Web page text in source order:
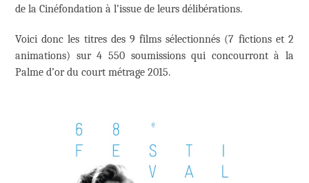
de la Cinéfondation à l’issue de leurs délibérations.
Voici donc les titres des 9 films sélectionnés (7 fictions et 2
animations) sur 4 550 soumissions qui concourront à la
Palme d’or du court métrage 2015.